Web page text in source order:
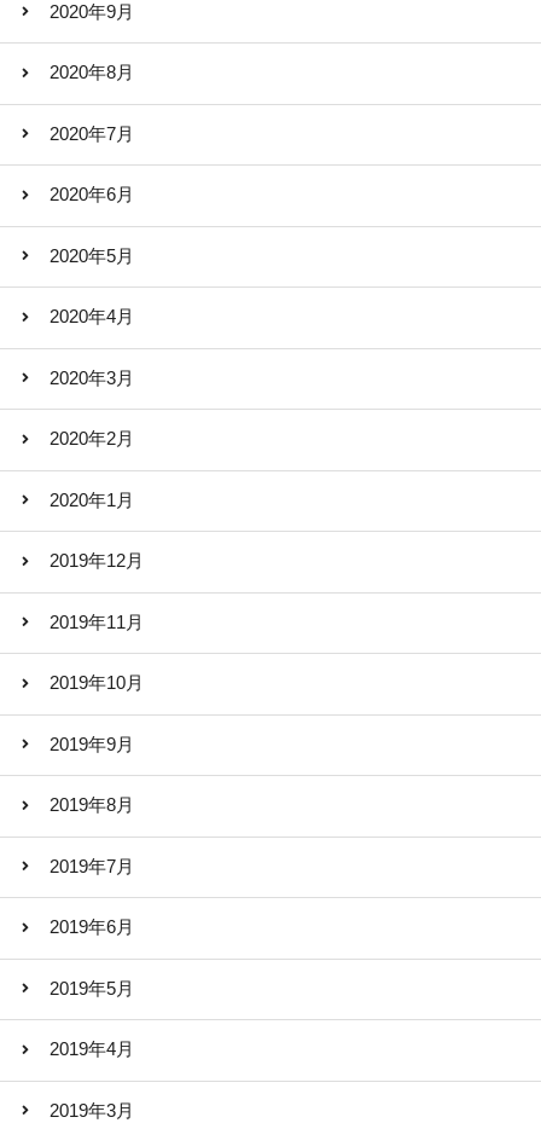
2020年9月
2020年8月
2020年7月
2020年6月
2020年5月
2020年4月
2020年3月
2020年2月
2020年1月
2019年12月
2019年11月
2019年10月
2019年9月
2019年8月
2019年7月
2019年6月
2019年5月
2019年4月
2019年3月